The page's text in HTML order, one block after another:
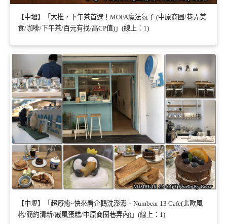
【中壢】「大推，下午茶首選！MOFA魔法氛子 (中原商圈/巷弄美
食/咖啡/下午茶/百元有找/高CP值)」(線上：1)
【中壢】「超療癒~快來看企鵝洗澎澎．Numbear 13 Cafe(北歐風
格/簡約清新/戚風蛋糕/中原商圈巷弄內)」(線上：1)